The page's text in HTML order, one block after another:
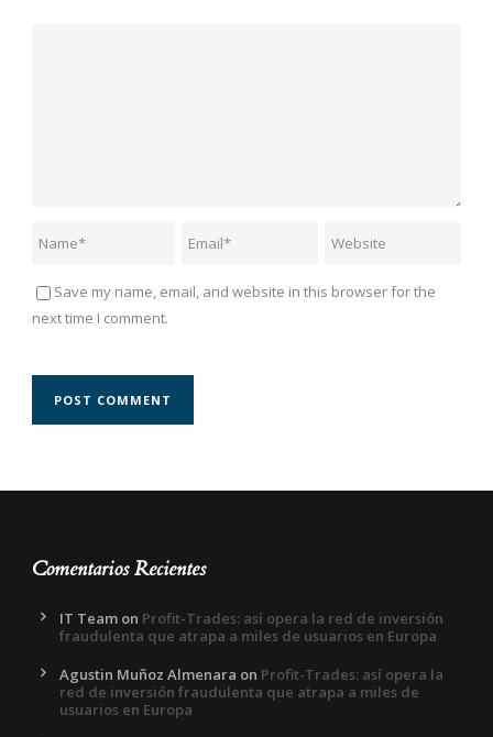
Save my name, email, and website in this browser for the
next time I comment.
Comentarios Recientes
IT Team on Profit-Trades: así opera la red de inversión
fraudulenta que atrapa a miles de usuarios en Europa
Agustin Muñoz Almenara on Profit-Trades: así opera la
red de inversión fraudulenta que atrapa a miles de
usuarios en Europa